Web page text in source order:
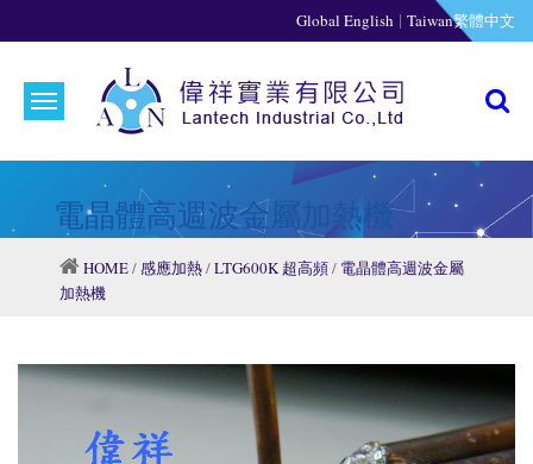
Global English | Taiwan繁體中文
電晶體高週波金屬加熱機
HOME/感應加熱/LTG600K 超高頻/ 電晶體高週波金屬
加熱機